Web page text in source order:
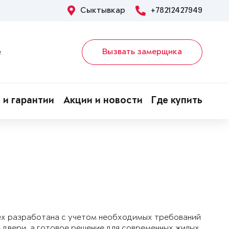
Сыктывкар +78212427949
Вызвать замерщика
гарантии Акции и новости Где купить
разработана с учетом необходимых требований